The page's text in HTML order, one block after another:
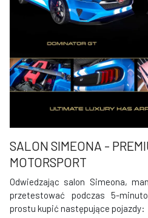
SALON SIMEONA -
MOTORSPORT
Odwiedzając salon Simeona,
przetestować podczas 5-
prostu kupić następujące pojazdy: